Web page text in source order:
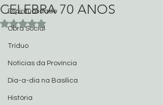
Espiritualidade
Obra Social
Tríduo
Noticias da Província
Dia-a-dia na Basílica
História
CELEBRA 70 ANOS
Avaliado com NaN de 5 estrelas.